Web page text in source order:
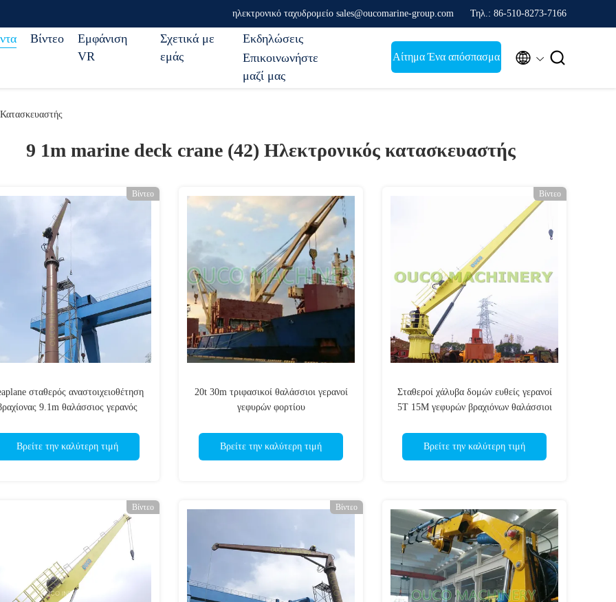
ηλεκτρονικό ταχυδρομείο sales@oucomarine-group.com Τηλ.: 86-510-8273-7166
Βίντεο
Εμφάνιση
VR
Σχετικά με
εμάς
Εκδηλώσεις
Επικοινωνήστε
μαζί μας
Αίτημα Ένα απόσπασμα  
9 1m marine deck crane (42) Ηλεκτρονικός κατασκευαστής
Βίντεο
σταθερός αναστοιχειοθέτηση
9.1m θαλάσσιος γερανός
Βρείτε την καλύτερη τιμή
20t 30m τριφασικοί θαλάσσιοι γερανοί
γεφυρών φορτίου
Βρείτε την καλύτερη τιμή
Βίντεο
Σταθεροί χάλυβα δομών ευθείς γερανοί
5T 15M γεφυρών βραχιόνων θαλάσσιοι
Βρείτε την καλύτερη τιμή
Βίντεο Βίντεο